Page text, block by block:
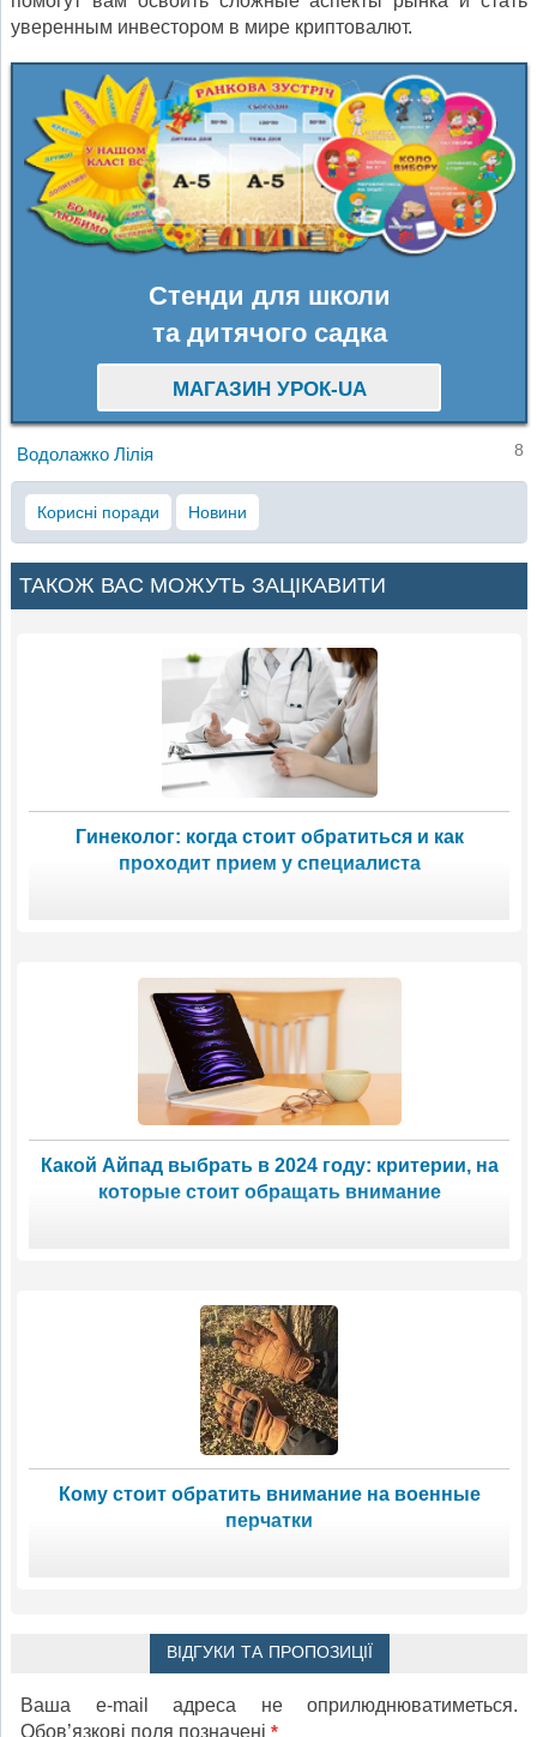
уверенным инвестором в мире криптовалют.
Стенди для школи
та дитячого садка
МАГАЗИН УРОК-UA
Водолажко Лілія 8
Корисні поради Новини
ТАКОЖ ВАС МОЖУТЬ ЗАЦІКАВИТИ
Гинеколог: когда стоит обратиться и как
проходит прием у специалиста
Какой Айпад выбрать в 2024 году: критерии, на
которые стоит обращать внимание
Кому стоит обратить внимание на военные
перчатки
ВІДГУКИ ТА ПРОПОЗИЦІЇ
Ваша e-mail адреса не оприлюднюватиметься.
Обов’язкові поля позначені *